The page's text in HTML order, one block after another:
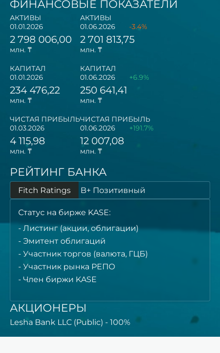
ФИНАНСОВЫЕ ПОКАЗАТЕЛИ
АКТИВЫ
01.01.2026
2 798 006,00
млн. ₸
КАПИТАЛ
01.01.2026
234 476,22
млн. ₸
ЧИСТАЯ ПРИБЫЛЬ
01.03.2026
4 115,98
млн. ₸
АКТИВЫ
01.06.2026
-3.4%
2 701 813,75
млн. ₸
КАПИТАЛ
01.06.2026
+6.9%
250 641,41
млн. ₸
ЧИСТАЯ ПРИБЫЛЬ
01.06.2026
+191.7%
12 007,08
млн. ₸
РЕЙТИНГ БАНКА
Fitch Ratings B+ Позитивный
Статус на бирже KASE:
Листинг (акции, облигации)
Эмитент облигаций
Участник торгов (валюта, ГЦБ)
Участник рынка РЕПО
Член биржи KASE
АКЦИОНЕРЫ
Lesha Bank LLC (Public) - 100%